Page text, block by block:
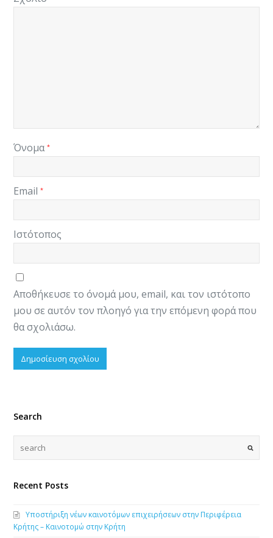
Όνομα*
Email*
Ιστότοπος
Αποθήκευσε το όνομά μου, email, και τον ιστότοπο
μου σε αυτόν τον πλοηγό για την επόμενη φορά που
θα σχολιάσω.
Search
Recent Posts
Υποστήριξη νέων καινοτόμων επιχειρήσεων στην Περιφέρεια
Κρήτης – Καινοτομώ στην Κρήτη